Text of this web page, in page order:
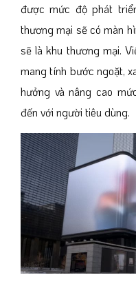
được mức độ phát
thương mại sẽ có màn
sẽ là khu thương mại.
mang tính bước ngoặt,
hưởng và nâng cao
đến với người tiêu dùng.